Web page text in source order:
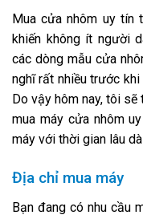
Mua cửa nhôm uy tín
khiến không ít người
các dòng mẫu cửa
nghĩ rất nhiều trước
Do vậy hôm nay, tôi
mua máy cửa nhôm
máy với thời gian lâu
Địa chỉ mua máy
Bạn đang có nhu cầu